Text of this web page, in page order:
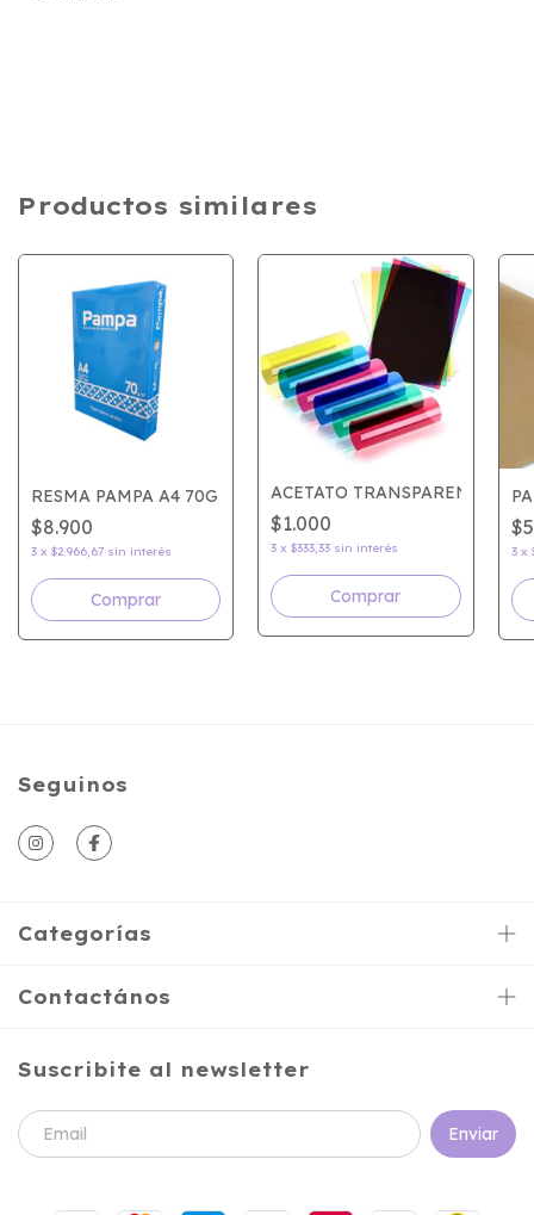
Productos similares
RESMA PAMPA A4 70G
$8.900
3 x $2.966,67 sin interés
ACETATO TRANSPARENTE
$1.000
3 x$333,33 sin interés
Comprar
3 x
Seguinos
Categorías
Contactános
Suscribite al newsletter